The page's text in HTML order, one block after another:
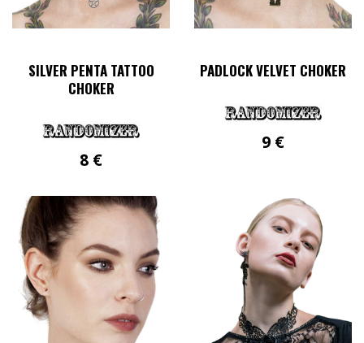
SILVER PENTA TATTOO
CHOKER
8 €
PADLOCK VELVET CHOKER
9 €